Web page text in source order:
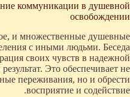
коммуникации в душевной
освобождении
и множественные душевные
с иными людьми. Беседа
своих чувств в надежной
Это обеспечивает не
переживания, но и обрести
восприятие и содействие.